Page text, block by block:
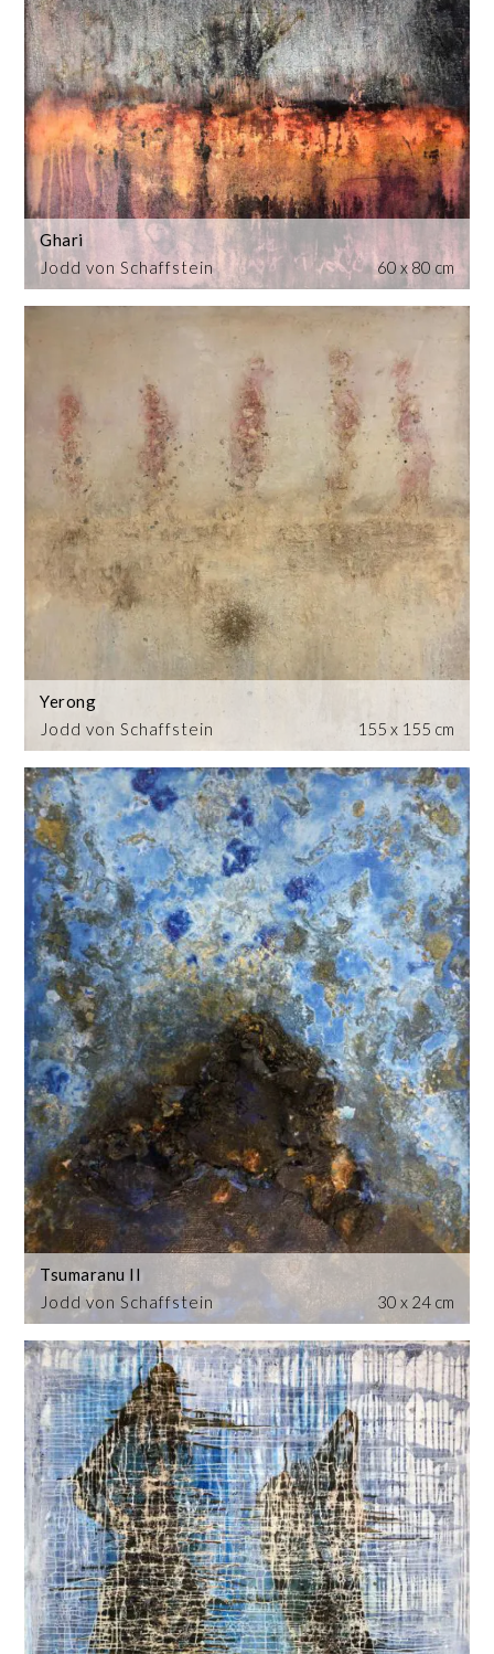
Jodd von Schaffstein
Ghari
60 x 80 cm
Jodd von Schaffstein
Yerong
155 x 155 cm
Jodd von Schaffstein
Tsumaranu II
30 x 24 cm